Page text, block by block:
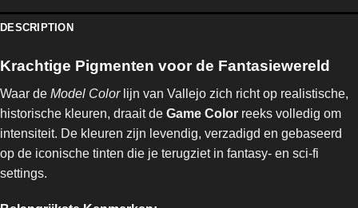
DESCRIPTION
Krachtige Pigmenten voor de Fantasiewereld
Waar de Model Colorlijn van Vallejo zich richt op realistische,
historische kleuren, draait de Game Color reeks volledig om
intensiteit. De kleuren zijn levendig, verzadigd en gebaseerd
op de iconische tinten die je terugziet in fantasy- en sci-fi
settings.